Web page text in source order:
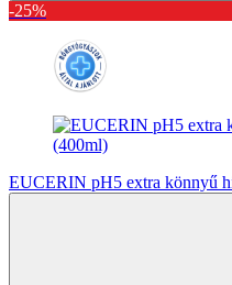
-25%
EUCERIN pH5 extra könnyű